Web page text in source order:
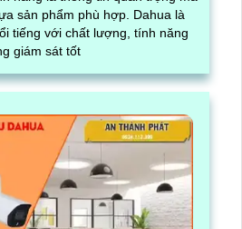
phẩm phù hợp. Dahua là
tiếng với chất lượng, tính năng
giám sát tốt